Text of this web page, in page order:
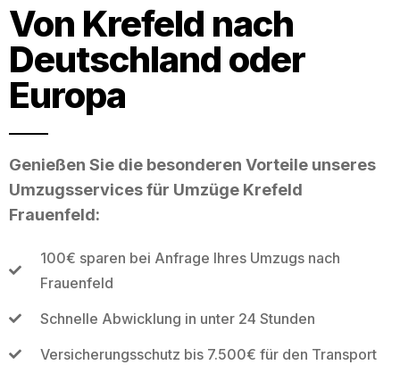
Von Krefeld nach
Deutschland oder
Europa
Genießen Sie die besonderen Vorteile unseres
Umzugsservices für Umzüge Krefeld
Frauenfeld:
100€ sparen bei Anfrage Ihres Umzugs nach
Frauenfeld
Schnelle Abwicklung in unter 24 Stunden
Versicherungsschutz bis 7.500€ für den Transport